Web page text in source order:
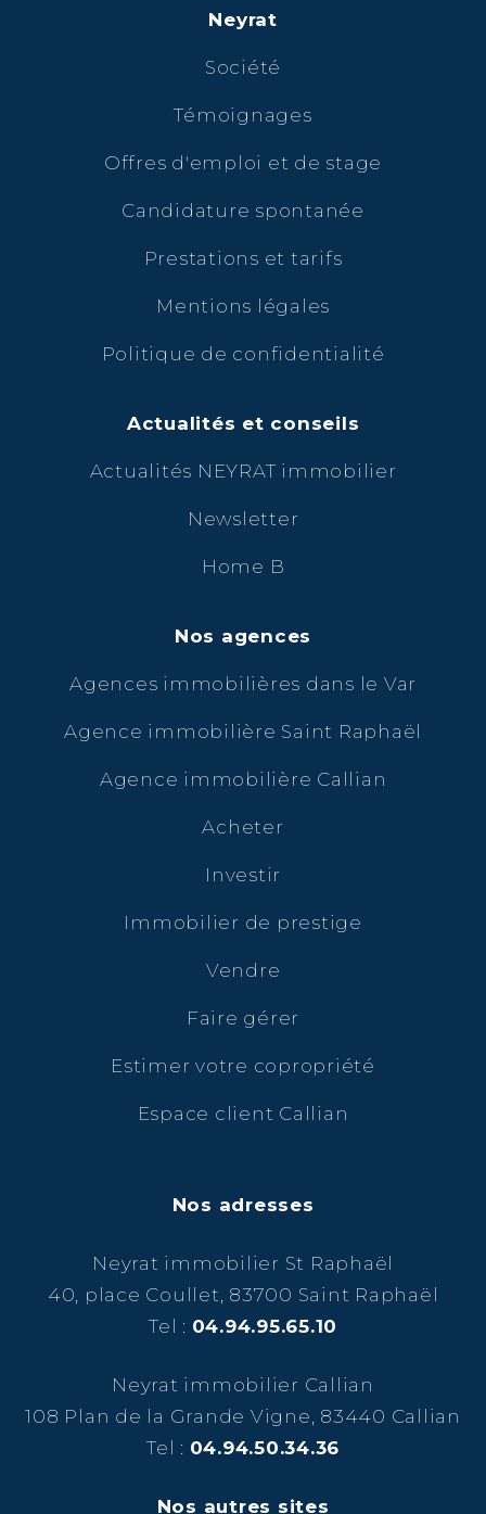
Neyrat
Société
Témoignages
Offres d'emploi et de stage
Candidature spontanée
Prestations et tarifs
Mentions légales
Politique de confidentialité
Actualités et conseils
Actualités NEYRAT immobilier
Newsletter
Home B
Nos agences
Agences immobilières dans le Var
Agence immobilière Saint Raphaël
Agence immobilière Callian
Acheter
Investir
Immobilier de prestige
Vendre
Faire gérer
Estimer votre copropriété
Espace client Callian
Nos adresses
Neyrat immobilier St Raphaël
40, place Coullet, 83700 Saint Raphaël
Tel : 04.94.95.65.10
Neyrat immobilier Callian
108 Plan de la Grande Vigne, 83440 Callian
Tel : 04.94.50.34.36
Nos autres sites